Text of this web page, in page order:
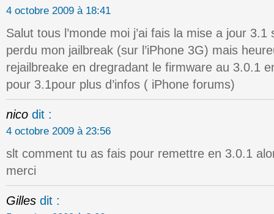
4 octobre 2009 à 18:41
Salut tous l’monde moi j’ai fais la mise a jour 3.1
perdu mon jailbreak (sur l’iPhone 3G) mais
rejailbreake en dregradant le firmware au 3.0.1
pour 3.1pour plus d’infos ( iPhone forums)
nico dit :
4 octobre 2009 à 23:56
slt comment tu as fais pour remettre en 3.0.1
merci
Gilles dit :